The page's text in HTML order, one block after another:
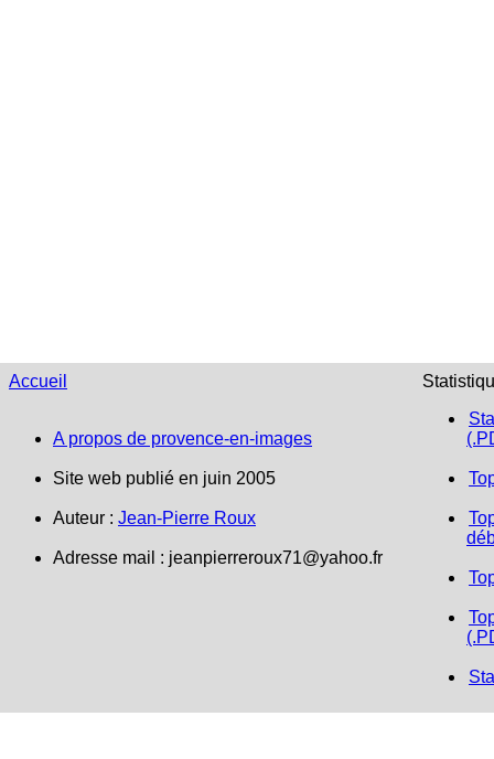
Accueil
A propos de provence-en-images
Site web publié en juin 2005
Auteur : Jean-Pierre Roux
Adresse mail : jeanpierreroux71@yahoo.fr